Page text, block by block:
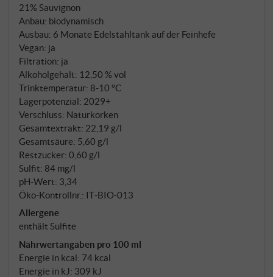
21% Sauvignon
Anbau: biodynamisch
Ausbau: 6 Monate Edelstahltank auf der Feinhefe
Vegan: ja
Filtration: ja
Alkoholgehalt: 12,50 % vol
Trinktemperatur: 8‑10 °C
Lagerpotenzial: 2029+
Verschluss: Naturkorken
Gesamtextrakt: 22,19 g/l
Gesamtsäure: 5,60 g/l
Restzucker: 0,60 g/l
Sulfit: 84 mg/l
pH-Wert: 3,34
Öko-Kontrollnr.: IT‑BIO‑013
Allergene
enthält Sulfite
Nährwertangaben pro 100 ml
Energie in kcal: 74 kcal
Energie in kJ: 309 kJ